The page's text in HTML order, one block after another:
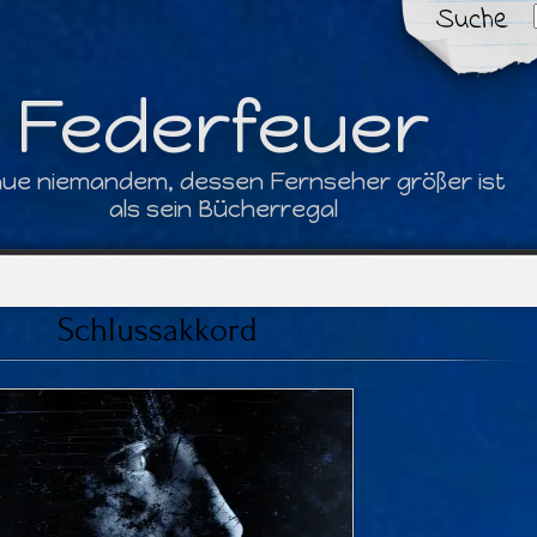
Suche
Federfeuer
niemandem, dessen Fernseher größer ist
als sein Bücherregal
Schlussakkord